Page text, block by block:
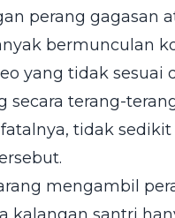
perang gagasan
bermunculan
yang tidak sesuai
secara terang-
tidak
mengambil